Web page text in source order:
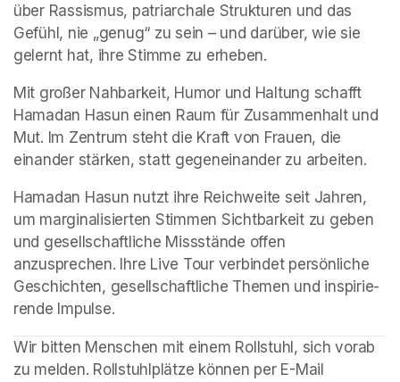
über Rassismus, patriarchale Strukturen und das
Gefühl, nie „genug“ zu sein – und darüber, wie sie
gelernt hat, ihre Stimme zu erheben.
Mit großer Nahbarkeit, Humor und Haltung schafft
Hamadan Hasun einen Raum für Zusammenhalt und
Mut. Im Zentrum steht die Kraft von Frauen, die
einander stärken, statt gegeneinander zu arbeiten.
Hamadan Hasun nutzt ihre Reichweite seit Jahren,
um marginalisierten Stimmen Sichtbarkeit zu geben
und gesellschaftliche Missstände offen
anzusprechen. Ihre Live Tour verbindet persönliche
Geschichten, gesellschaftliche Themen und inspirie-
rende Impulse.
(opens in a new tab)
Wir bitten Menschen mit einem Rollstuhl, sich vorab
zu melden. Rollstuhlplätze können per E-Mail